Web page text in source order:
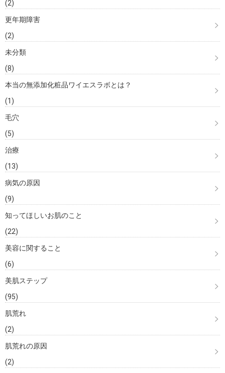
(2)
更年期障害
(2)
未分類
(8)
本当の無添加化粧品ワイエスラボとは？
(1)
毛穴
(5)
治療
(13)
病気の原因
(9)
知ってほしいお肌のこと
(22)
美容に関すること
(6)
美肌ステップ
(95)
肌荒れ
(2)
肌荒れの原因
(2)